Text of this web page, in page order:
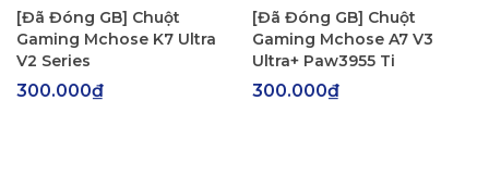
[Đã Đóng GB] Chuột
Gaming Mchose K7 Ultra
V2 Series
300.000₫
[Đã Đóng GB] Chuột
Gaming Mchose A7 V3
Ultra+ Paw3955 Ti
300.000₫